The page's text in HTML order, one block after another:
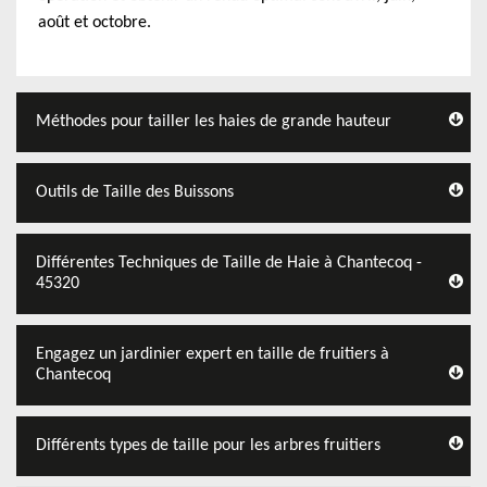
août et octobre.
Méthodes pour tailler les haies de grande hauteur
Outils de Taille des Buissons
Différentes Techniques de Taille de Haie à Chantecoq -
45320
Engagez un jardinier expert en taille de fruitiers à
Chantecoq
Différents types de taille pour les arbres fruitiers